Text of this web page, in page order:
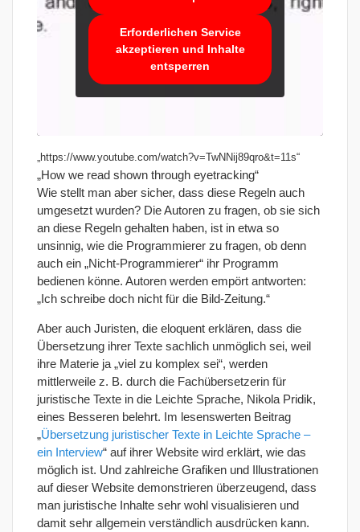
Erforderlichen Service
akzeptieren und Inhalte
entsperren
„https://www.youtube.com/watch?v=TwNNij89qro&t=11s“
„How we read shown through eyetracking“
Wie stellt man aber sicher, dass diese Regeln auch
umgesetzt wurden? Die Autoren zu fragen, ob sie sich
an diese Regeln gehalten haben, ist in etwa so
unsinnig, wie die Programmierer zu fragen, ob denn
auch ein „Nicht-Programmierer“ ihr Programm
bedienen könne. Autoren werden empört antworten:
„Ich schreibe doch nicht für die Bild-Zeitung.“
Aber auch Juristen, die eloquent erklären, dass die
Übersetzung ihrer Texte sachlich unmöglich sei, weil
ihre Materie ja „viel zu komplex sei“, werden
mittlerweile z. B. durch die Fachübersetzerin für
juristische Texte in die Leichte Sprache, Nikola Pridik,
eines Besseren belehrt. Im lesenswerten Beitrag
„Übersetzung juristischer Texte in Leichte Sprache –
ein Interview“ auf ihrer Website wird erklärt, wie das
möglich ist. Und zahlreiche Grafiken und Illustrationen
auf dieser Website demonstrieren überzeugend, dass
man juristische Inhalte sehr wohl visualisieren und
damit sehr allgemein verständlich ausdrücken kann.